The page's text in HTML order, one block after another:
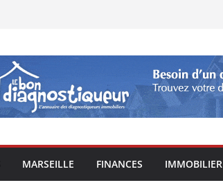
MARSEILLE FINANCES IMMOBILIER